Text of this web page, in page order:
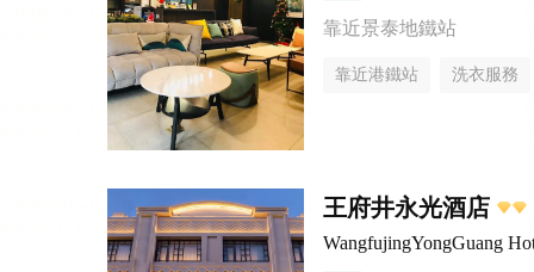
靠近景泰地鐵站
靠近港鐵站 洗衣服務
王府井永光酒店
WangfujingYongGuang